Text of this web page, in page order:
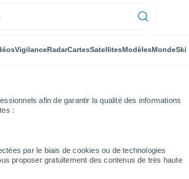
afin de garantir la qualité des informations
:
par le biais de cookies ou de technologies
proposer gratuitement des contenus de très haute
VigilanceRadarCartesSatellitesModèlesMondeSki